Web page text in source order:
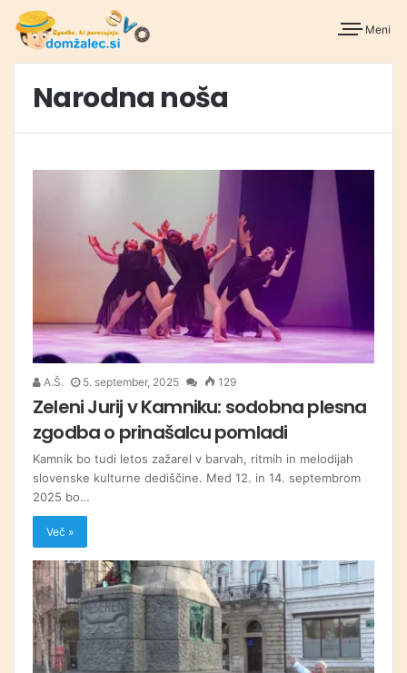
Meni
Narodna noša
A.Š. 5. september, 2025 129
Zeleni Jurij v Kamniku: sodobna plesna
zgodba o prinašalcu pomladi
Kamnik bo tudi letos zažarel v barvah, ritmih in melodijah
slovenske kulturne dediščine. Med 12. in 14. septembrom
2025 bo…
Več »